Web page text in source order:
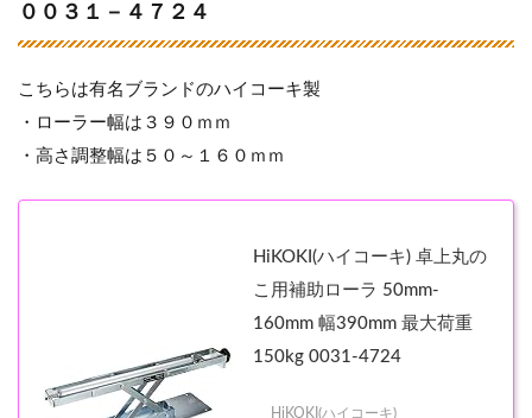
００３１－４７２４
こちらは有名ブランドのハイコーキ製
・ローラー幅は３９０ｍｍ
・高さ調整幅は５０～１６０ｍｍ
HiKOKI(ハイコーキ) 卓上丸の
こ用補助ローラ 50mm-
160mm 幅390mm 最大荷重
150kg 0031-4724
HiKOKI(ハイコーキ)